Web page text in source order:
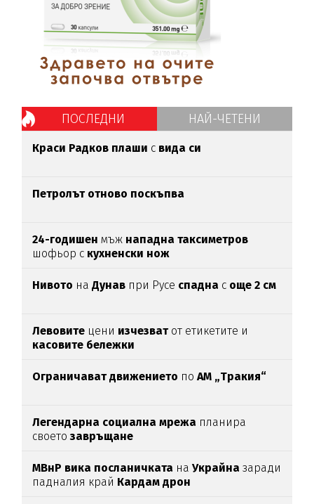
ПОСЛЕДНИ НАЙ-ЧЕТЕНИ
Краси Радков плаши с вида си
Петролът отново поскъпва
24-годишенмъж нападна таксиметров
шофьор с кухненски нож
Нивото наДунав при Русе спадна с още 2 см
Левовите цени изчезват от етикетите и
касовите бележки
Ограничават движението поАМ „Тракия“
Легендарна социална мрежа планира
своетозавръщане
МВнР вика посланичката наУкрайназаради
падналия край Кардам дрон